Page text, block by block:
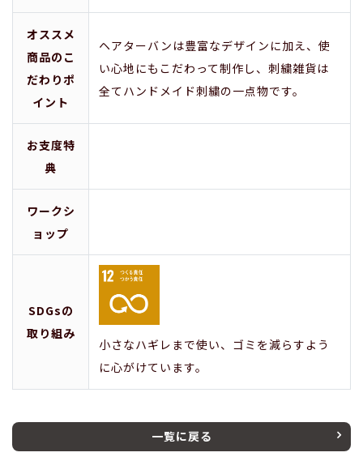
オススメ
商品のこ
だわりポ
イント
ヘアターバンは豊富なデザインに加え、使
い心地にもこだわって制作し、刺繍雑貨は
全てハンドメイド刺繍の一点物です。
お支度特
典
ワークシ
ョップ
SDGsの
取り組み
小さなハギレまで使い、ゴミを減らすよう
に心がけています。
一覧に戻る